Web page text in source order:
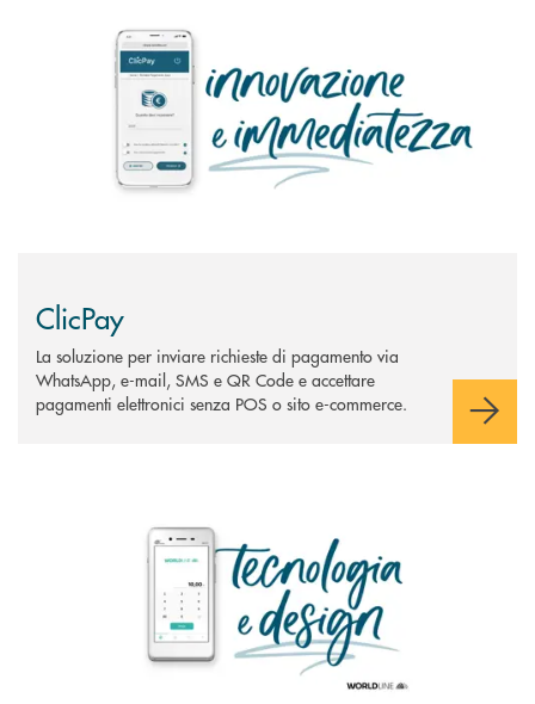
ClicPay
La soluzione per inviare richieste di pagamento via
WhatsApp, e-mail, SMS e QR Code e accettare
pagamenti elettronici senza POS o sito e-commerce.